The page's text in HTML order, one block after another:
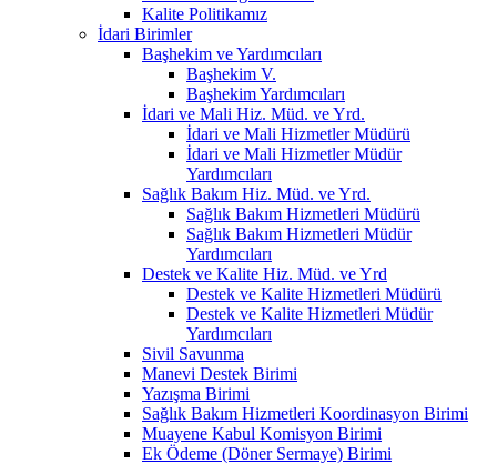
Kalite Politikamız
İdari Birimler
Başhekim ve Yardımcıları
Başhekim V.
Başhekim Yardımcıları
İdari ve Mali Hiz. Müd. ve Yrd.
İdari ve Mali Hizmetler Müdürü
İdari ve Mali Hizmetler Müdür
Yardımcıları
Sağlık Bakım Hiz. Müd. ve Yrd.
Sağlık Bakım Hizmetleri Müdürü
Sağlık Bakım Hizmetleri Müdür
Yardımcıları
Destek ve Kalite Hiz. Müd. ve Yrd
Destek ve Kalite Hizmetleri Müdürü
Destek ve Kalite Hizmetleri Müdür
Yardımcıları
Sivil Savunma
Manevi Destek Birimi
Yazışma Birimi
Sağlık Bakım Hizmetleri Koordinasyon Birimi
Muayene Kabul Komisyon Birimi
Ek Ödeme (Döner Sermaye) Birimi